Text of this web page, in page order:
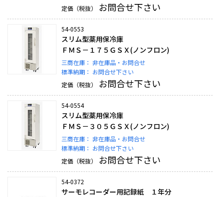
定価（税抜）
お問合せ下さい
54-0553
スリム型薬用保冷庫
ＦＭＳ－１７５ＧＳＸ(ノンフロン)
三商在庫： 非在庫品・お問合せ
標準納期： お問合せ下さい
定価（税抜）
お問合せ下さい
54-0554
スリム型薬用保冷庫
ＦＭＳ－３０５ＧＳＸ(ノンフロン)
三商在庫： 非在庫品・お問合せ
標準納期： お問合せ下さい
定価（税抜）
お問合せ下さい
54-0372
サーモレコーダー用記録紙 １年分